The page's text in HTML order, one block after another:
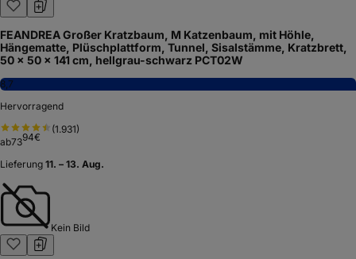
FEANDREA Großer Kratzbaum, M Katzenbaum, mit Höhle,
Hängematte, Plüschplattform, Tunnel, Sisalstämme, Kratzbrett,
50 x 50 x 141 cm, hellgrau-schwarz PCT02W
8,7
Hervorragend
(1.931)
ab7394€
Lieferung 11. – 13. Aug.
Kein Bild